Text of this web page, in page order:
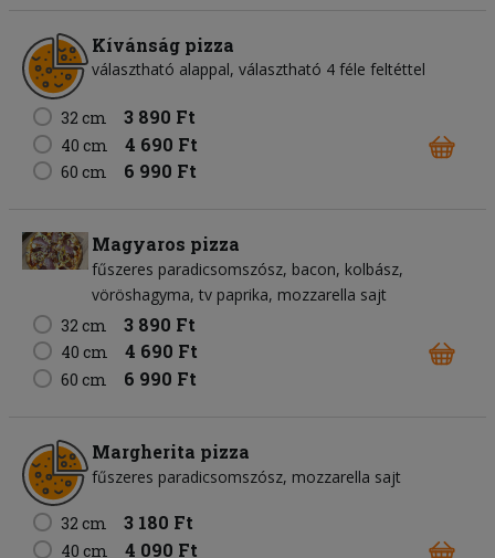
Kívánság pizza
választható alappal, választható 4 féle feltéttel
32 cm 3 890 Ft
40 cm 4 690 Ft
60 cm 6 990 Ft
Magyaros pizza
fűszeres paradicsomszósz bacon kolbász
vöröshagyma tv paprika mozzarella sajt
32 cm
3 890 Ft
40 cm 4 690 Ft
60 cm 6 990 Ft
Margherita pizza
fűszeres paradicsomszósz mozzarella sajt
32 cm 3 180 Ft
40 cm 4 090 Ft